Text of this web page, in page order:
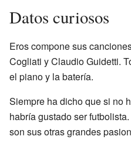
Datos curiosos
Eros compone sus
Cogliati y Claudio Guidetti.
el piano y la batería.
Siempre ha dicho que si no
habría gustado ser
son sus otras grandes